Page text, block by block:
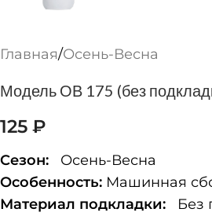
Главная/Осень-Весна
Модель ОВ 175 (без
125 ₽
Сезон: Осень-Весна
Особенность: Машинная
Материал подкладки: Без